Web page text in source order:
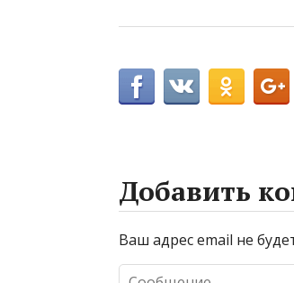
Добавить
Ваш адрес email не